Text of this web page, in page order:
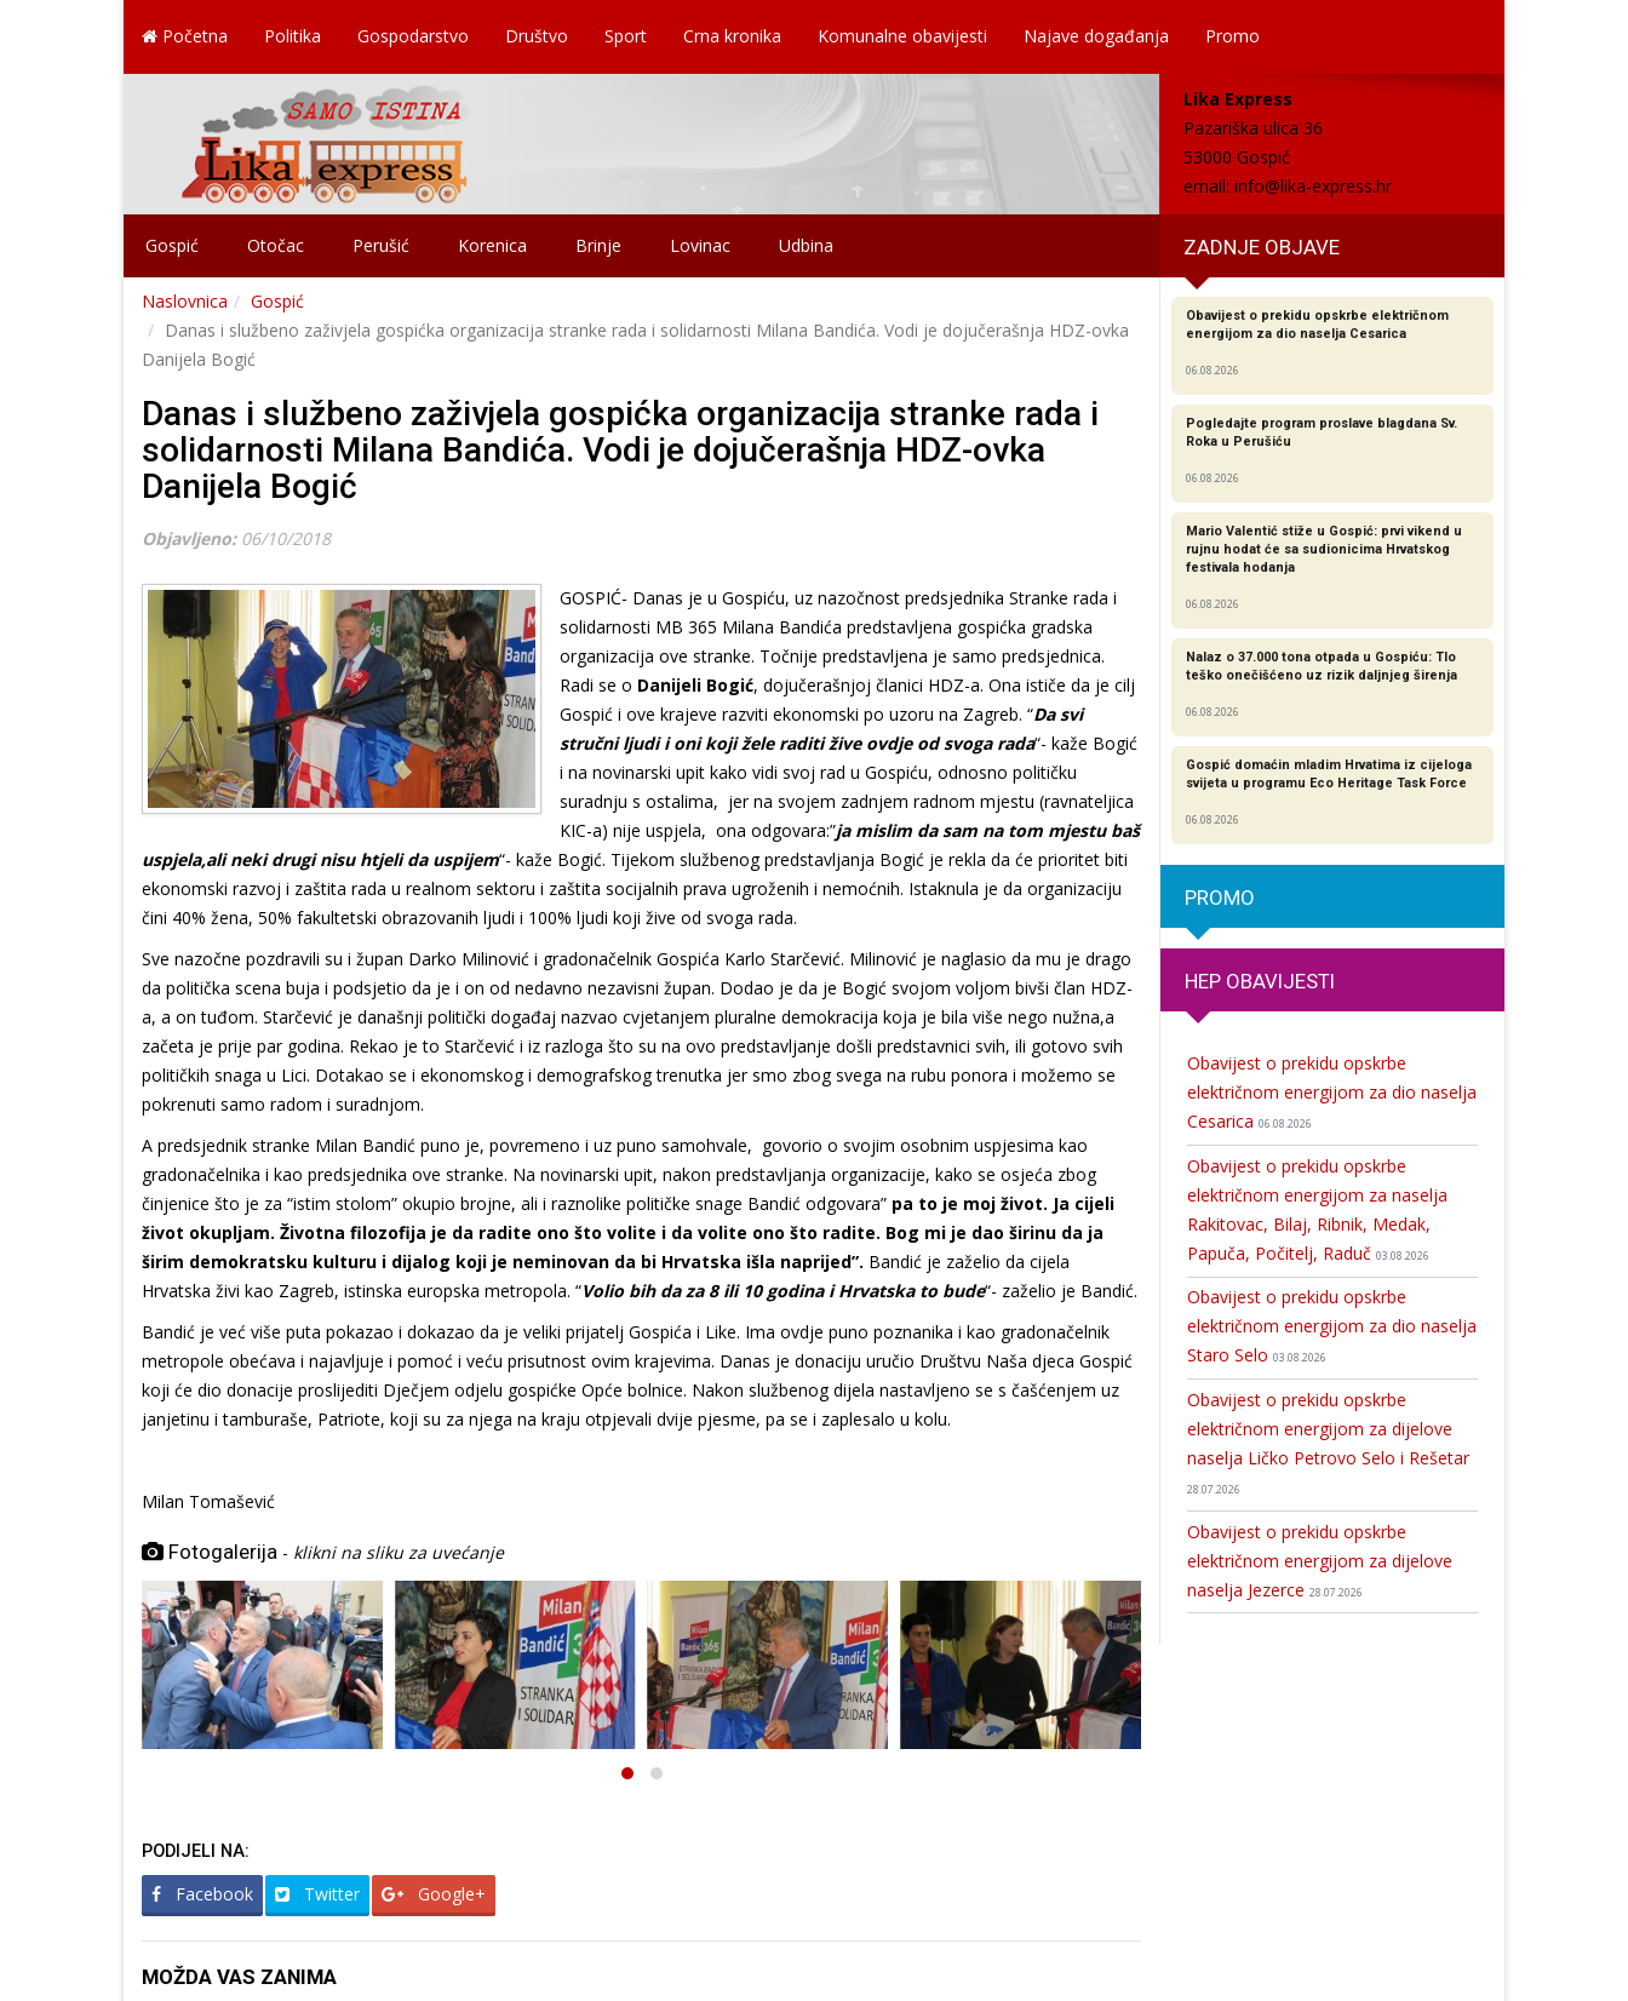
Početna Politika Gospodarstvo Društvo Sport Crna kronika Komunalne obavijesti Najave događanja Promo
Lika Express
Pazariška ulica 36
53000 Gospić
email: info@lika-express.hr
Gospić Otočac Perušić Korenica Brinje Lovinac Udbina ZADNJE OBJAVE
Naslovnica
Gospić
Danas i službeno zaživjela gospićka organizacija stranke rada i solidarnosti Milana Bandića. Vodi je dojučerašnja HDZ-ovka
Danijela Bogić
Danas i službeno zaživjela gospićka organizacija stranke rada i
solidarnosti Milana Bandića. Vodi je dojučerašnja HDZ-ovka
Danijela Bogić
Objavljeno: 06/10/2018
GOSPIĆ- Danas je u Gospiću, uz nazočnost predsjednika Stranke rada i
solidarnosti MB 365 Milana Bandića predstavljena gospićka gradska
organizacija ove stranke. Točnije predstavljena je samo predsjednica.
Radi se o Danijeli Bogić, dojučerašnjoj članici HDZ-a. Ona ističe da je cilj
Gospić i ove krajeve razviti ekonomski po uzoru na Zagreb. “Da svi
stručni ljudi i oni koji žele raditi žive ovdje od svoga rada“- kaže Bogić
i na novinarski upit kako vidi svoj rad u Gospiću, odnosno političku
suradnju s ostalima, jer na svojem zadnjem radnom mjestu (ravnateljica
KIC-a) nije uspjela, ona odgovara:”ja mislim da sam na tom mjestu baš
uspjela,ali neki drugi nisu htjeli da uspijem“- kaže Bogić. Tijekom službenog predstavljanja Bogić je rekla da će prioritet biti
ekonomski razvoj i zaštita rada u realnom sektoru i zaštita socijalnih prava ugroženih i nemoćnih. Istaknula je da organizaciju
čini 40% žena, 50% fakultetski obrazovanih ljudi i 100% ljudi koji žive od svoga rada.
Sve nazočne pozdravili su i župan Darko Milinović i gradonačelnik Gospića Karlo Starčević. Milinović je naglasio da mu je drago
da politička scena buja i podsjetio da je i on od nedavno nezavisni župan. Dodao je da je Bogić svojom voljom bivši član HDZ-
a, a on tuđom. Starčević je današnji politički događaj nazvao cvjetanjem pluralne demokracija koja je bila više nego nužna,a
začeta je prije par godina. Rekao je to Starčević i iz razloga što su na ovo predstavljanje došli predstavnici svih, ili gotovo svih
političkih snaga u Lici. Dotakao se i ekonomskog i demografskog trenutka jer smo zbog svega na rubu ponora i možemo se
pokrenuti samo radom i suradnjom.
A predsjednik stranke Milan Bandić puno je, povremeno i uz puno samohvale, govorio o svojim osobnim uspjesima kao
gradonačelnika i kao predsjednika ove stranke. Na novinarski upit, nakon predstavljanja organizacije, kako se osjeća zbog
činjenice što je za “istim stolom” okupio brojne, ali i raznolike političke snage Bandić odgovara” pa to je moj život. Ja cijeli
život okupljam. Životna filozofija je da radite ono što volite i da volite ono što radite. Bog mi je dao širinu da ja
širim demokratsku kulturu i dijalog koji je neminovan da bi Hrvatska išla naprijed”. Bandić je zaželio da cijela
Hrvatska živi kao Zagreb, istinska europska metropola. “Volio bih da za 8 ili 10 godina i Hrvatska to bude“- zaželio je Bandić.
Bandić je već više puta pokazao i dokazao da je veliki prijatelj Gospića i Like. Ima ovdje puno poznanika i kao gradonačelnik
metropole obećava i najavljuje i pomoć i veću prisutnost ovim krajevima. Danas je donaciju uručio Društvu Naša djeca Gospić
koji će dio donacije proslijediti Dječjem odjelu gospićke Opće bolnice. Nakon službenog dijela nastavljeno se s čašćenjem uz
janjetinu i tamburaše, Patriote, koji su za njega na kraju otpjevali dvije pjesme, pa se i zaplesalo u kolu.
Milan Tomašević
Fotogalerija - klikni na sliku za uvećanje
PODIJELI NA:
Facebook Twitter Google+
MOŽDA VAS ZANIMA
Obavijest o prekidu opskrbe električnom
energijom za dio naselja Cesarica
06.08.2026
Pogledajte program proslave blagdana Sv.
Roka u Perušiću
06.08.2026
Mario Valentić stiže u Gospić: prvi vikend u
rujnu hodat će sa sudionicima Hrvatskog
festivala hodanja
06.08.2026
Nalaz o 37.000 tona otpada u Gospiću: Tlo
teško onečišćeno uz rizik daljnjeg širenja
06.08.2026
Gospić domaćin mladim Hrvatima iz cijeloga
svijeta u programu Eco Heritage Task Force
06.08.2026
PROMO
HEP OBAVIJESTI
Obavijest o prekidu opskrbe
električnom energijom za dio naselja
Cesarica 06.08.2026
Obavijest o prekidu opskrbe
električnom energijom za naselja
Rakitovac, Bilaj, Ribnik, Medak,
Papuča, Počitelj, Raduč 03.08.2026
Obavijest o prekidu opskrbe
električnom energijom za dio naselja
Staro Selo 03.08.2026
Obavijest o prekidu opskrbe
električnom energijom za dijelove
naselja Ličko Petrovo Selo i Rešetar
28.07.2026
Obavijest o prekidu opskrbe
električnom energijom za dijelove
naselja Jezerce 28.07.2026